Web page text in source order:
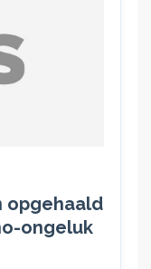
opgehaald
ongeluk